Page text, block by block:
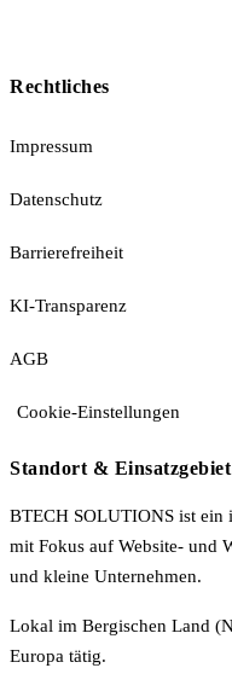
Rechtliches
Impressum
Datenschutz
Barrierefreiheit
KI-Transparenz
AGB
Cookie-Einstellungen
Standort & Einsatzgebiet
BTECH SOLUTIONS ist ein
mit Fokus auf Website- und
und kleine Unternehmen.
Lokal im Bergischen Land
Europa tätig.